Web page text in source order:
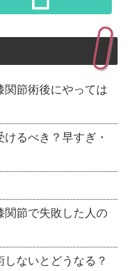
節術後にやっては
るべき？早すぎ・
節で失敗した人の
ないとどうなる？